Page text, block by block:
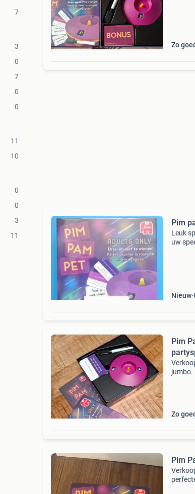
7
3
0
7
0
0
11
10
0
0
3
11
Zo
Pim
Leuk
uw
Nieuw
Pim
jumbo.
Zo
Pim